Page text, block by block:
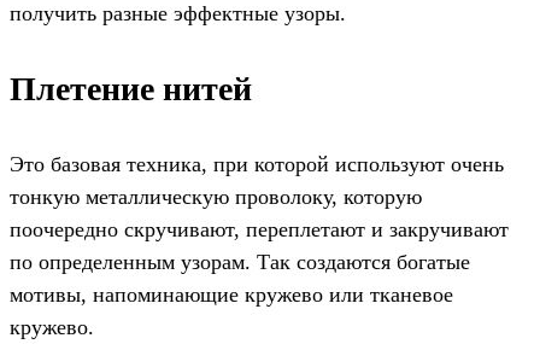
получить разные эффектные узоры.
Плетение нитей
Это базовая техника, при которой используют очень
тонкую металлическую проволоку, которую
поочередно скручивают, переплетают и закручивают
по определенным узорам. Так создаются богатые
мотивы, напоминающие кружево или тканевое
кружево.